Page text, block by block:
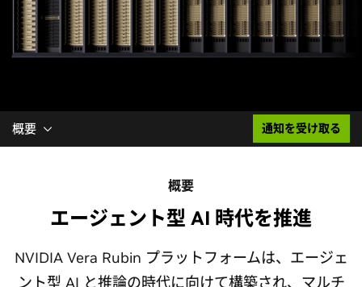
概要 通知を受け取る
概要
エージェント型 AI 時代を推進
NVIDIA Vera Rubin プラットフォームは、エージェ
ント型 AI と推論の時代に向けて構築され、マルチ